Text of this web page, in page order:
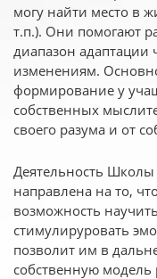
могу найти место в
т.п.). Они помогают
диапазон адаптации
изменениям.
формирование у
собственных
своего разума и от
Деятельность
направлена на то,
возможность
стимулируровать
позволит им в
собственную модель